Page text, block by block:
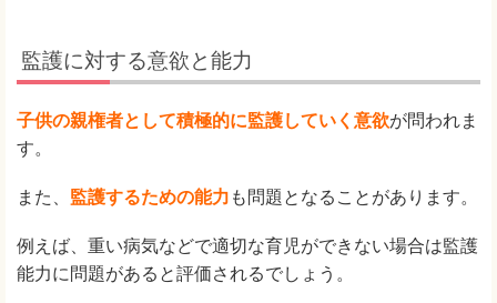
監護に対する意欲と能力
子供の親権者として積極的に監護していく意欲が問われま
す。
また、 監護するための能力 も問題となることがあります。
例えば、重い病気などで適切な育児ができない場合は監護
能力に問題があると評価されるでしょう。